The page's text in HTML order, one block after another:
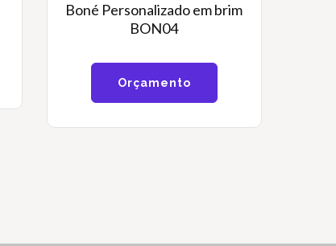
Boné Personalizado em brim
BON04
Orçamento